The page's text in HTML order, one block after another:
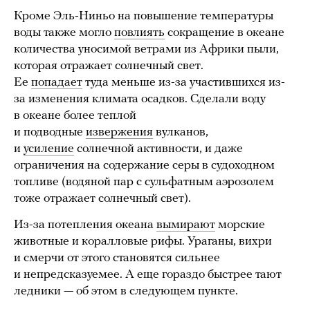
Кроме Эль-Ниньо на повышение температуры
воды также могло повлиять сокращение в океане
количества уносимой ветрами из Африки пыли,
которая отражает солнечный свет.
Ее попадает туда меньше из-за участившихся из-
за изменения климата осадков. Сделали воду
в океане более теплой
и подводные извержения вулканов,
и усиление солнечной активности, и даже
ограничения на содержание серы в судоходном
топливе (водяной пар с сульфатным аэрозолем
тоже отражает солнечный свет).
Из-за потепления океана вымирают морские
животные и коралловые рифы. Ураганы, вихри
и смерчи от этого становятся сильнее
и непредсказуемее. А еще гораздо быстрее тают
ледники — об этом в следующем пункте.